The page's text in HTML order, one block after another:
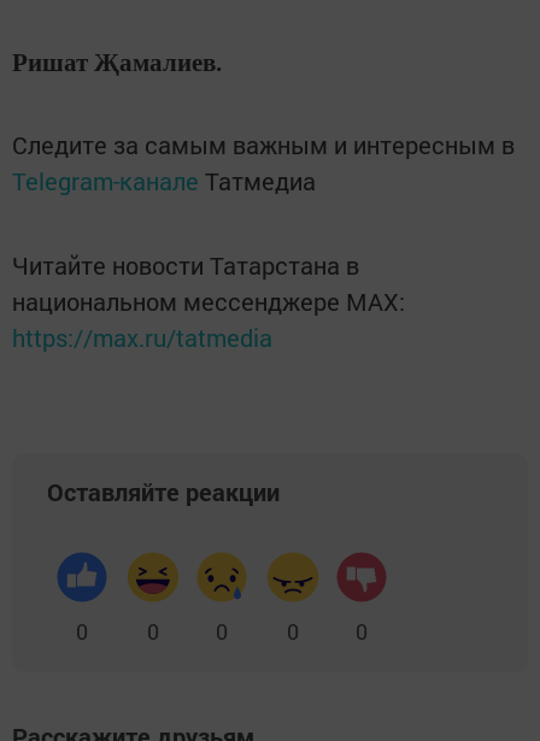
Ришат Җамалиев.
Следите за самым важным и интересным в
Telegram-канале Татмедиа
Читайте новости Татарстана в
национальном мессенджере MАХ:
https://max.ru/tatmedia
Оставляйте реакции
0 0 0 0 0